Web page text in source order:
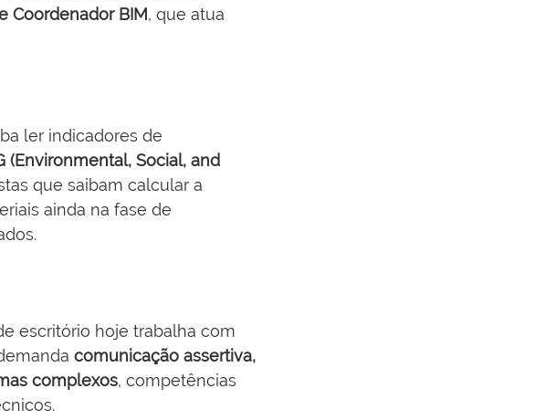
Coordenador BIM, que atua
ler indicadores de
(Environmental, Social, and
que saibam calcular a
ainda na fase de
escritório hoje trabalha com
comunicação assertiva,
complexos, competências